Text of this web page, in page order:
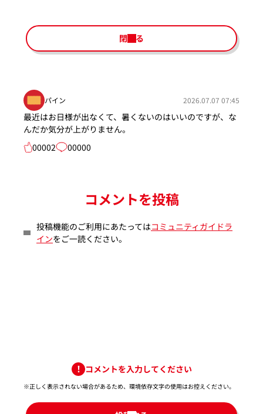
閉じる
パイン 2026.07.07 07:45
最近はお日様が出なくて、暑くないのはいいのですが、な
んだか気分が上がりません。
00002
00000
コメントを投稿
投稿機能のご利用にあたってはコミュニティガイドラ
インをご一読ください。
コメントを入力してください
※正しく表示されない場合があるため、環境依存文字の使用はお控えください。​